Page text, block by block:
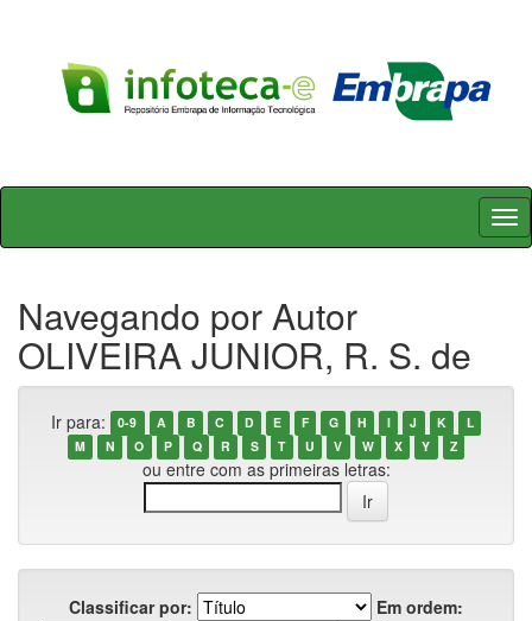
Skip
Navegando por Autor
OLIVEIRA JUNIOR, R. S. de
Ir para: 0-9 A B C D E F G H I J K
L
M
N O P Q R S T U V W X Y Z
ou entre com as primeiras letras:
Classificar por:
Em ordem: